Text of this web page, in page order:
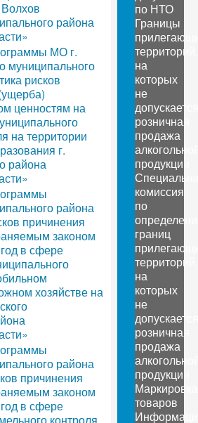
района
МО г.
муниципального
рисков
ценностям на
на территории
г.
района
района
причинения
законом
в сфере
хозяйстве на
района
причинения
законом
в сфере
по НТО
Границы
территорий,
на
которых
не
допускается
розничная
продажа
продукции
комиссия
по
границ
территорий,
на
которых
не
допускается
розничная
продажа
продукции
Маркировка
товаров